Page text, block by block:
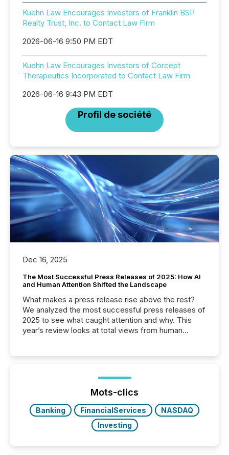
Kuehn Law Encourages Investors of Franklin BSP
Realty Trust, Inc. to Contact Law Firm
2026-06-16 9:50 PM EDT
Kuehn Law Encourages Investors of Corcept
Therapeutics Incorporated to Contact Law Firm
2026-06-16 9:43 PM EDT
Profil de société
Dec 16, 2025
The Most Successful Press Releases of 2025: How AI
and Human Attention Shifted the Landscape
What makes a press release rise above the rest?
We analyzed the most successful press releases of
2025 to see what caught attention and why. This
year’s review looks at total views from human
Yahoo and Apple. They reflect how audiences
discovered and engaged with each announcement.
Key Insights...
Mots-clics
Banking FinancialServices
NASDAQ
Investing